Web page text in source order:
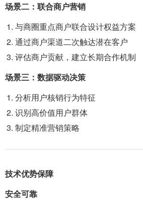
场景二：联合商户营销
与商圈重点商户联合设计权益方案
通过商户渠道二次触达潜在客户
评估商户贡献，建立长期合作机制
场景三：数据驱动决策
分析用户核销行为特征
识别高价值用户群体
制定精准营销策略
技术优势保障
安全可靠